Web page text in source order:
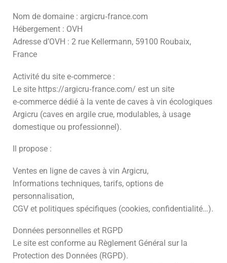
Nom de domaine : argicru‑france.com
Hébergement : OVH
Adresse d’OVH : 2 rue Kellermann, 59100 Roubaix,
France
Activité du site e‑commerce :
Le site https://argicru‑france.com/ est un site
e‑commerce dédié à la vente de caves à vin écologiques
Argicru (caves en argile crue, modulables, à usage
domestique ou professionnel).
Il propose :
Ventes en ligne de caves à vin Argicru,
Informations techniques, tarifs, options de
personnalisation,
CGV et politiques spécifiques (cookies, confidentialité…).
Données personnelles et RGPD
Le site est conforme au Règlement Général sur la
Protection des Données (RGPD).